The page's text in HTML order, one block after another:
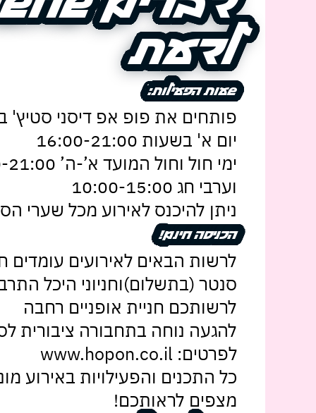
לדעת
לדעת
שעות הפעילות:
שעות הפעילות:
יום א' בשעות 16:00-21:00
וערבי חג 10:00-15:00
ניתן להיכנס לאירוע מכל שערי
הכניסה חינם!
הכניסה חינם!
לרשות הבאים לאירועים עומדים
סנטר (בתשלום) וחניוני היכל
לרשותכם חניית אופניים רחבה
להגעה נוחה בתחבורה ציבורית
לפרטים: www.hopon.co.il
כל התכנים והפעילויות באירוע
מצפים לראותכם!